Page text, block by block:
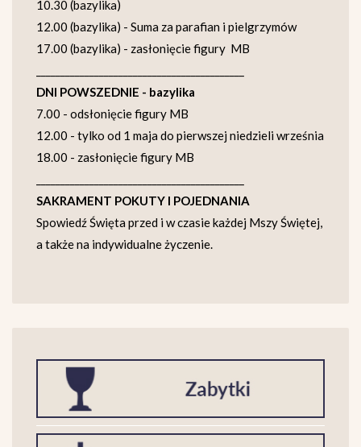
10.30 (bazylika)
12.00 (bazylika) - Suma za parafian i pielgrzymów
17.00 (bazylika) - zasłonięcie figury MB
DNI POWSZEDNIE - bazylika
7.00 - odsłonięcie figury MB
12.00 - tylko od 1 maja do pierwszej niedzieli września
18.00 - zasłonięcie figury MB
SAKRAMENT POKUTY I POJEDNANIA
Spowiedź Święta przed i w czasie każdej Mszy Świętej,
a także na indywidualne życzenie.